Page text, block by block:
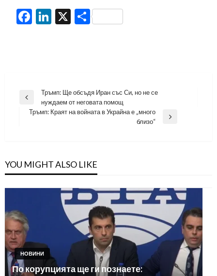
Facebook
LinkedIn
X Share
Навигация
Previous
Post
Тръмп: Ще обсъдя Иран със Си, но не се
нуждаем от неговата помощ
Тръмп: Краят на войната в Украйна е „много
близо“
YOU MIGHT ALSO LIKE
НОВИНИ
По корупцията ще ги познаете: